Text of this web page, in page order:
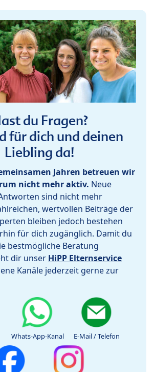
du Fragen?
für dich und deinen
Liebling da!
Jahren betreuen wir
nicht mehr aktiv. Neue
sind nicht mehr
wertvollen Beiträge der
bleiben jedoch bestehen
für dich zugänglich. Damit du
bestmögliche Beratung
dir unser HiPP Elternservice
Kanäle jederzeit gerne zur
Whats-App-Kanal E-Mail / Telefon